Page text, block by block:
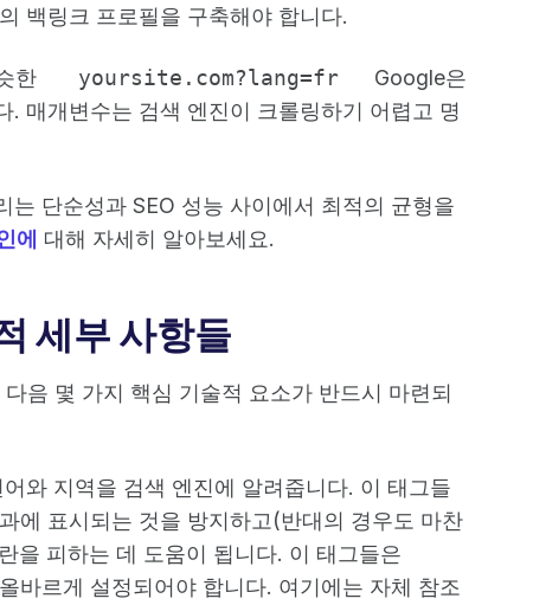
백링크 프로필을 구축해야 합니다.
한 yoursite.com?lang=fr
Google은
. 매개변수는 검색 엔진이 크롤링하기 어렵고 명
단순성과 SEO 성능 사이에서 최적의 균형을
에 대해 자세히 알아보세요.
세부 사항들
음 몇 가지 핵심 기술적 요소가 반드시 마련되
와 지역을 검색 엔진에 알려줍니다. 이 태그들
에 표시되는 것을 방지하고(반대의 경우도 마찬
을 피하는 데 도움이 됩니다. 이 태그들은
바르게 설정되어야 합니다. 여기에는 자체 참조